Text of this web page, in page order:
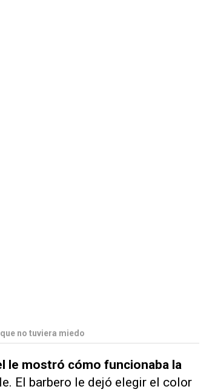
no tuviera miedo
le mostró cómo funcionaba la
El barbero le dejó elegir el color